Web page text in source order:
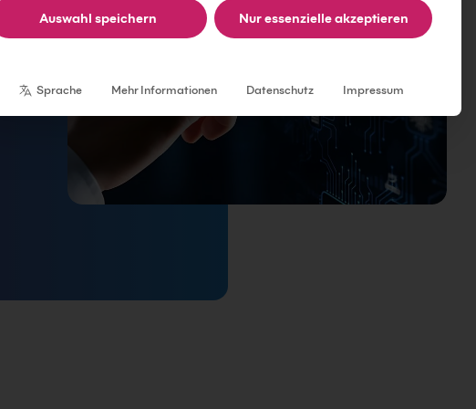
Auswahl speichern Nur essenzielle akzeptieren
Sprache Mehr Informationen Datenschutz Impressum